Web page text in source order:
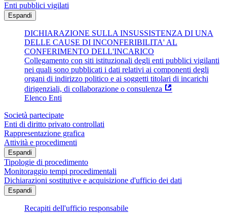
Enti pubblici vigilati
Espandi
DICHIARAZIONE SULLA INSUSSISTENZA DI UNA
DELLE CAUSE DI INCONFERIBILITA' AL
CONFERIMENTO DELL'INCARICO
Collegamento con siti istituzionali degli enti pubblici vigilanti
nei quali sono pubblicati i dati relativi ai componenti degli
organi di indirizzo politico e ai soggetti titolari di incarichi
dirigenziali, di collaborazione o consulenza
Elenco Enti
Società partecipate
Enti di diritto privato controllati
Rappresentazione grafica
Attività e procedimenti
Espandi
Tipologie di procedimento
Monitoraggio tempi procedimentali
Dichiarazioni sostitutive e acquisizione d'ufficio dei dati
Espandi
Recapiti dell'ufficio responsabile